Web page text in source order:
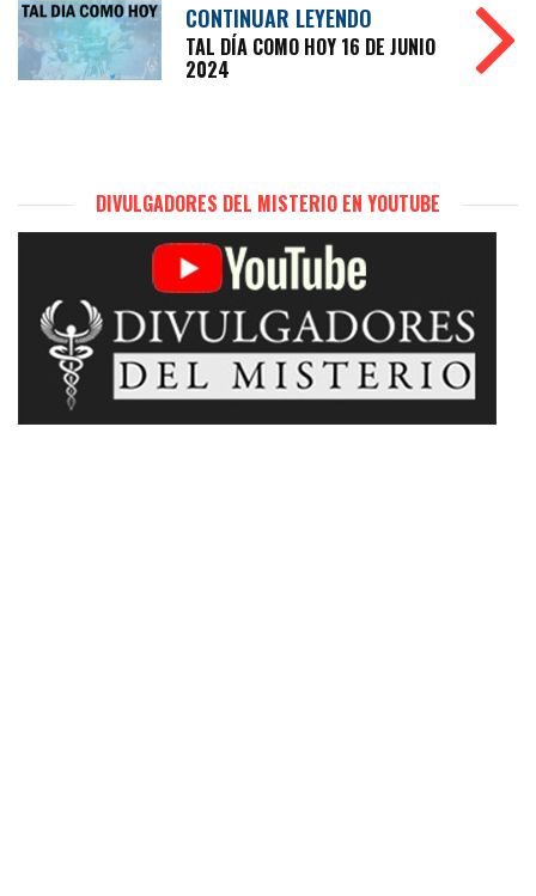
CONTINUAR LEYENDO
TAL DÍA COMO HOY 16 DE JUNIO
2024
DIVULGADORES DEL MISTERIO EN YOUTUBE